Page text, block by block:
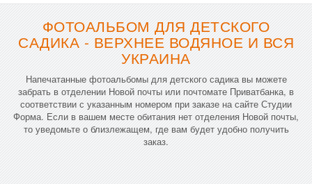
ФОТОАЛЬБОМ ДЛЯ ДЕТСКОГО
САДИКА - ВЕРХНЕЕ ВОДЯНОЕ И ВСЯ
УКРАИНА
Напечатанные фотоальбомы для детского садика вы можете
забрать в отделении Новой почты или почтомате Приватбанка, в
соответствии с указанным номером при заказе на сайте Студии
Форма. Если в вашем месте обитания нет отделения Новой почты,
то уведомьте о близлежащем, где вам будет удобно получить
заказ.